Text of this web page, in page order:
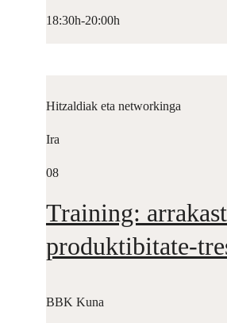
18:30h-20:00h
Hitzaldiak eta networkinga
Ira
08
Training:
produktibitate-
BBK Kuna